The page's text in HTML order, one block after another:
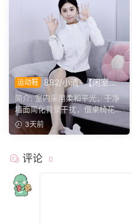
运动鞋
882/小清~【闲室倩
影】素室柔光映穿搭，多样姿
态演绎清爽休闲格调。
简介: 室内采用柔和平光，干净
墙面简化背景干扰，借桌椅花艺
丰富画面层次。兼顾全...
3天前
评论 0